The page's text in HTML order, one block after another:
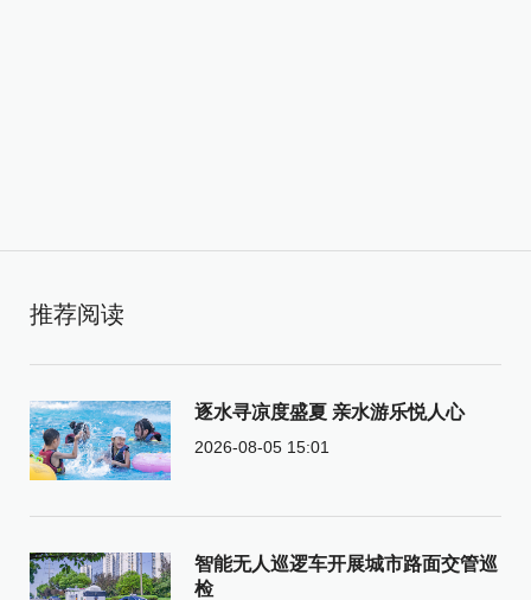
推荐阅读
逐水寻凉度盛夏 亲水游乐悦人心
2026-08-05 15:01
智能无人巡逻车开展城市路面交管巡
检